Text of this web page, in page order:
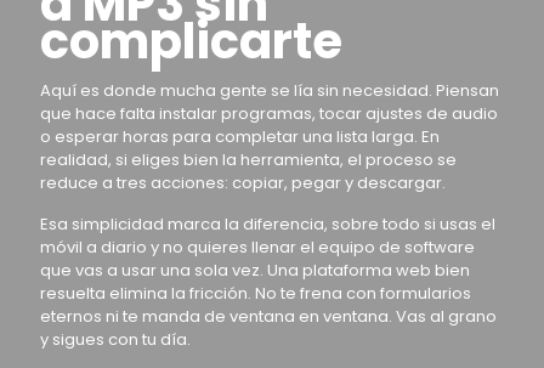
complicarte
Aquí es donde mucha gente se lía sin necesidad. Piensan
que hace falta instalar programas, tocar ajustes de audio
o esperar horas para completar una lista larga. En
realidad, si eliges bien la herramienta, el proceso se
reduce a tres acciones: copiar, pegar y descargar.
Esa simplicidad marca la diferencia, sobre todo si usas el
móvil a diario y no quieres llenar el equipo de software
que vas a usar una sola vez. Una plataforma web bien
resuelta elimina la fricción. No te frena con formularios
eternos ni te manda de ventana en ventana. Vas al grano
y sigues con tu día.